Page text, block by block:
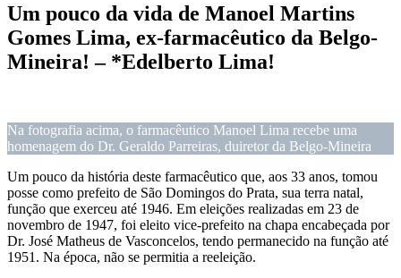
Um pouco da vida de Manoel Martins
Gomes Lima, ex-farmacêutico da Belgo-
Mineira! – *Edelberto Lima!
Na fotografia acima, o farmacêutico Manoel Lima recebe uma
homenagem do Dr. Geraldo Parreiras, duiretor da Belgo-Mineira
Um pouco da história deste farmacêutico que, aos 33 anos, tomou
posse como prefeito de São Domingos do Prata, sua terra natal,
função que exerceu até 1946. Em eleições realizadas em 23 de
novembro de 1947, foi eleito vice-prefeito na chapa encabeçada por
Dr. José Matheus de Vasconcelos, tendo permanecido na função até
1951. Na época, não se permitia a reeleição.